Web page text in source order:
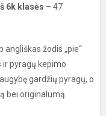
6k klasės – 47
angliškas žodis „pie“
pyragų kepimo
gardžių pyragų, o
bei originalumą.